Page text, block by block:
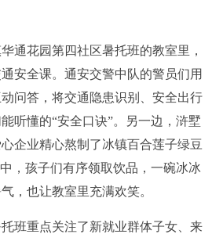
花园第四社区暑托班的教室里，
安全课。通安交警中队的警员们用
问答，将交通隐患识别、安全出行
听懂的“安全口诀”。另一边，浒墅
企业精心熬制了冰镇百合莲子绿豆
，孩子们有序领取饮品，一碗冰冰
，也让教室里充满欢笑。
重点关注了新就业群体子女、来